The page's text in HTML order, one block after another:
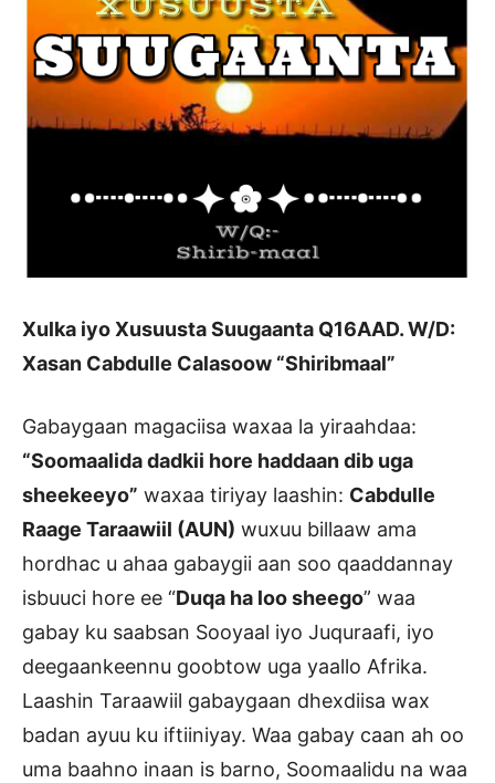
Xulka iyo Xusuusta Suugaanta Q16AAD. W/D:
Xasan Cabdulle Calasoow “Shiribmaal”
Gabaygaan magaciisa waxaa la yiraahdaa:
“Soomaalida dadkii hore haddaan dib uga
sheekeeyo” waxaa tiriyay laashin: Cabdulle
Raage Taraawiil (AUN) wuxuu billaaw ama
hordhac u ahaa gabaygii aan soo qaaddannay
isbuuci hore ee “Duqa ha loo sheego” waa
gabay ku saabsan Sooyaal iyo Juquraafi, iyo
deegaankeennu goobtow uga yaallo Afrika.
Laashin Taraawiil gabaygaan dhexdiisa wax
badan ayuu ku iftiiniyay. Waa gabay caan ah oo
uma baahno inaan is barno, Soomaalidu na waa